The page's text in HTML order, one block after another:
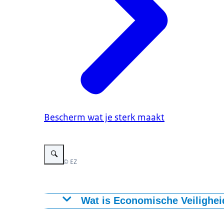
Bescherm wat je sterk maakt
Vergroot afbeelding Illustratie Bescherm wat je sterk maakt
Beeld: © EZ
Wat is Economische